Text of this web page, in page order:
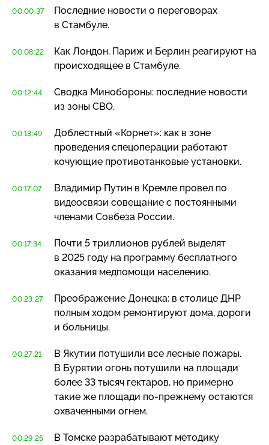
00:00:37
Последние новости о переговорах
в Стамбуле.
00:08:22
Как Лондон, Париж и Берлин реагируют на
происходящее в Стамбуле.
00:12:44
Сводка Минобороны: последние новости
из зоны СВО.
00:13:49
Доблестный «Корнет»: как в зоне
проведения спецоперации работают
кочующие противотанковые установки.
00:17:07
Владимир Путин в Кремле провел по
видеосвязи совещание с постоянными
членами Совбеза России.
00:17:34
Почти 5 триллионов рублей выделят
в 2025 году на программу бесплатного
оказания медпомощи населению.
00:23:27
Преображение Донецка: в столице ДНР
полным ходом ремонтируют дома, дороги
и больницы.
00:27:21
В Якутии потушили все лесные пожары.
В Бурятии огонь потушили на площади
более 33 тысяч гектаров, но примерно
такие же площади по-прежнему остаются
охваченными огнем.
00:29:25
В Томске разрабатывают методику